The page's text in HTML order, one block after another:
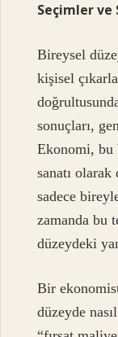
Seçimler ve
Bireysel
kişisel
sonuçları,
Ekonomi,
sanatı
sadece
zamanda bu
düzeydeki
Bir
düzeyde